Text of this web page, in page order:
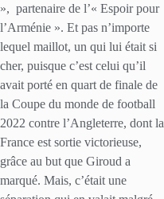
», partenaire de l’« Espoir pour
l’Arménie ». Et pas n’importe
lequel maillot, un qui lui était si
cher, puisque c’est celui qu’il
avait porté en quart de finale de
la Coupe du monde de football
2022 contre l’Angleterre, dont la
France est sortie victorieuse,
grâce au but que Giroud a
marqué. Mais, c’était une